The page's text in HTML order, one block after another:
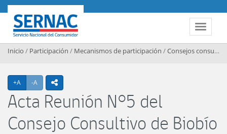
Contenido principal
Toggle
SERNAC
Inicio / Participación / Mecanismos de participación /Consejos consultivos regionales
+A Agrandar texto
-A Achicar textoicono compartir
Acta Reunión N°5 del
Consejo Consultivo de Biobío